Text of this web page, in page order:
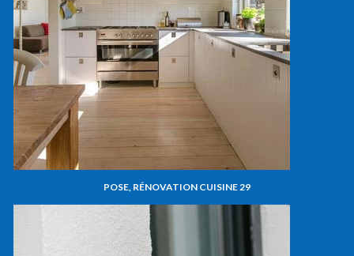
POSE, RÉNOVATION CUISINE 29